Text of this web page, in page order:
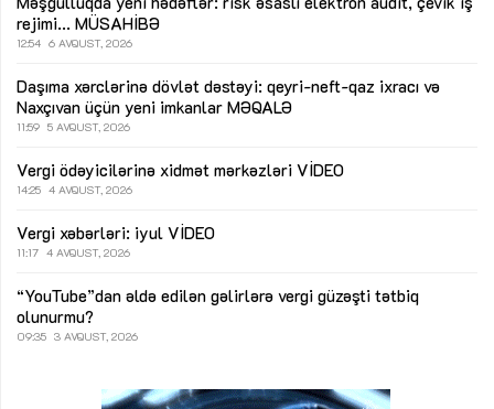
rejimi... MÜSAHİBƏ
12:54 6 AVQUST, 2026
Daşıma xərclərinə dövlət dəstəyi: qeyri-neft-qaz ixracı və
Naxçıvan üçün yeni imkanlar MƏQALƏ
11:59 5 AVQUST, 2026
Vergi ödəyicilərinə xidmət mərkəzləri VİDEO
14:25 4 AVQUST, 2026
Vergi xəbərləri: iyul VİDEO
11:17 4 AVQUST, 2026
“YouTube”dan əldə edilən gəlirlərə vergi güzəşti tətbiq
olunurmu?
09:35 3 AVQUST, 2026